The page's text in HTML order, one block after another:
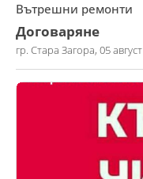
Вътрешни ремонти
Договаряне
гр. Стара Загора, 05 август